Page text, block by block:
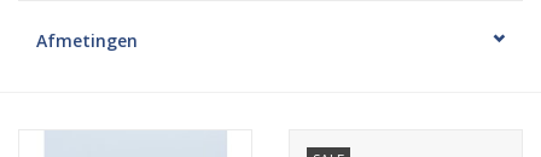
Verbruiksmaterialen
Afmetingen